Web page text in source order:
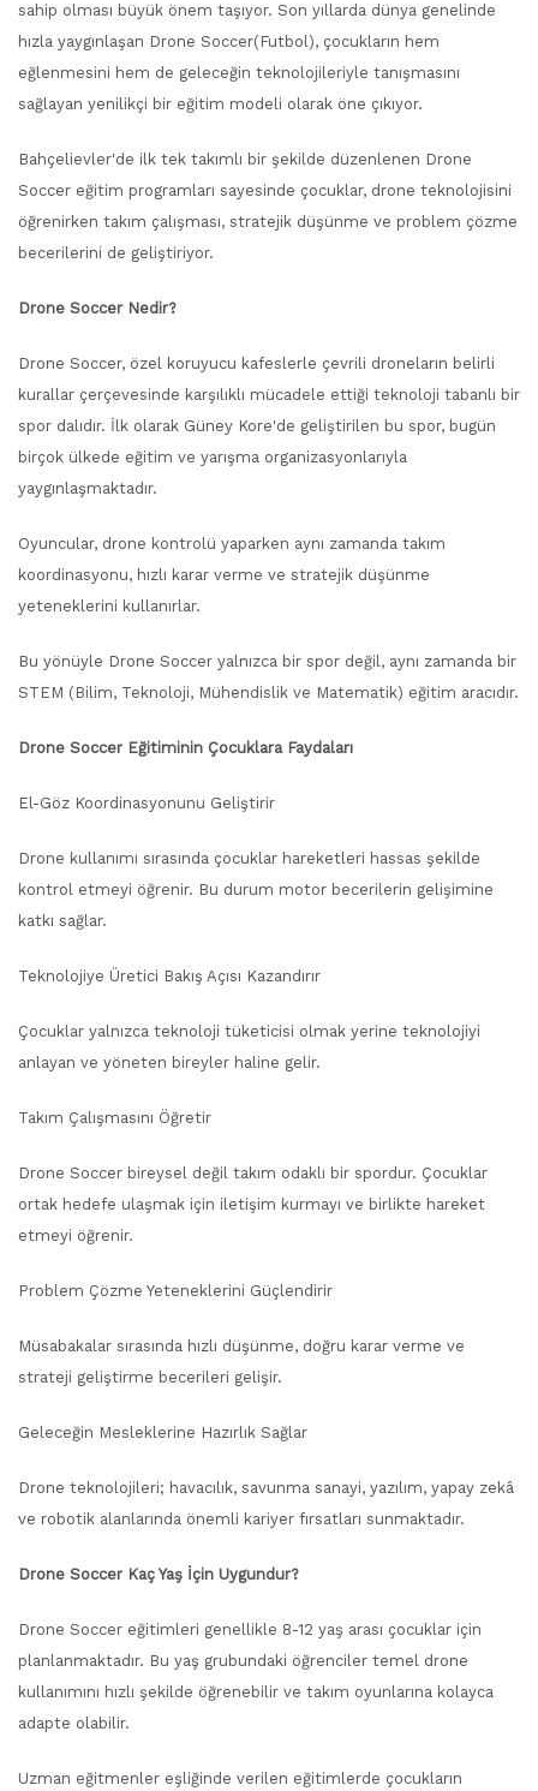
sahip olması büyük önem taşıyor. Son yıllarda dünya genelinde
hızla yaygınlaşan Drone Soccer(Futbol), çocukların hem
eğlenmesini hem de geleceğin teknolojileriyle tanışmasını
sağlayan yenilikçi bir eğitim modeli olarak öne çıkıyor.
Bahçelievler'de ilk tek takımlı bir şekilde düzenlenen Drone
Soccer eğitim programları sayesinde çocuklar, drone teknolojisini
öğrenirken takım çalışması, stratejik düşünme ve problem çözme
becerilerini de geliştiriyor.
Drone Soccer Nedir?
Drone Soccer, özel koruyucu kafeslerle çevrili droneların belirli
kurallar çerçevesinde karşılıklı mücadele ettiği teknoloji tabanlı bir
spor dalıdır. İlk olarak Güney Kore'de geliştirilen bu spor, bugün
birçok ülkede eğitim ve yarışma organizasyonlarıyla
yaygınlaşmaktadır.
Oyuncular, drone kontrolü yaparken aynı zamanda takım
koordinasyonu, hızlı karar verme ve stratejik düşünme
yeteneklerini kullanırlar.
Bu yönüyle Drone Soccer yalnızca bir spor değil, aynı zamanda bir
STEM (Bilim, Teknoloji, Mühendislik ve Matematik) eğitim aracıdır.
Drone Soccer Eğitiminin Çocuklara Faydaları
El-Göz Koordinasyonunu Geliştirir
Drone kullanımı sırasında çocuklar hareketleri hassas şekilde
kontrol etmeyi öğrenir. Bu durum motor becerilerin gelişimine
katkı sağlar.
Teknolojiye Üretici Bakış Açısı Kazandırır
Çocuklar yalnızca teknoloji tüketicisi olmak yerine teknolojiyi
anlayan ve yöneten bireyler haline gelir.
Takım Çalışmasını Öğretir
Drone Soccer bireysel değil takım odaklı bir spordur. Çocuklar
ortak hedefe ulaşmak için iletişim kurmayı ve birlikte hareket
etmeyi öğrenir.
Problem Çözme Yeteneklerini Güçlendirir
Müsabakalar sırasında hızlı düşünme, doğru karar verme ve
strateji geliştirme becerileri gelişir.
Geleceğin Mesleklerine Hazırlık Sağlar
Drone teknolojileri; havacılık, savunma sanayi, yazılım, yapay zekâ
ve robotik alanlarında önemli kariyer fırsatları sunmaktadır.
Drone Soccer Kaç Yaş İçin Uygundur?
Drone Soccer eğitimleri genellikle 8-12 yaş arası çocuklar için
planlanmaktadır. Bu yaş grubundaki öğrenciler temel drone
kullanımını hızlı şekilde öğrenebilir ve takım oyunlarına kolayca
adapte olabilir.
Uzman eğitmenler eşliğinde verilen eğitimlerde çocukların